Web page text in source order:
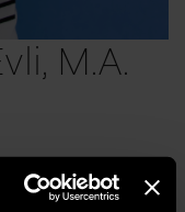
M.A.
am